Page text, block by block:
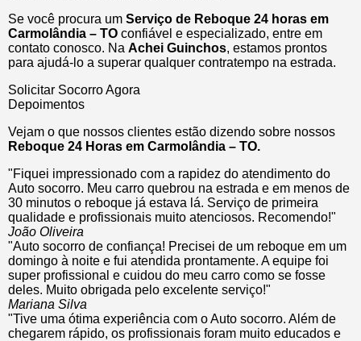
Se você procura um Serviço de Reboque 24 horas em
Carmolândia – TO confiável e especializado, entre em
contato conosco. Na Achei Guinchos, estamos prontos
para ajudá-lo a superar qualquer contratempo na estrada.
Solicitar Socorro Agora
Depoimentos
Vejam o que nossos clientes estão dizendo sobre nossos
Reboque 24 Horas em Carmolândia – TO.
"Fiquei impressionado com a rapidez do atendimento do
Auto socorro. Meu carro quebrou na estrada e em menos de
30 minutos o reboque já estava lá. Serviço de primeira
qualidade e profissionais muito atenciosos. Recomendo!"
João Oliveira
"Auto socorro de confiança! Precisei de um reboque em um
domingo à noite e fui atendida prontamente. A equipe foi
super profissional e cuidou do meu carro como se fosse
deles. Muito obrigada pelo excelente serviço!"
Mariana Silva
"Tive uma ótima experiência com o Auto socorro. Além de
chegarem rápido, os profissionais foram muito educados e